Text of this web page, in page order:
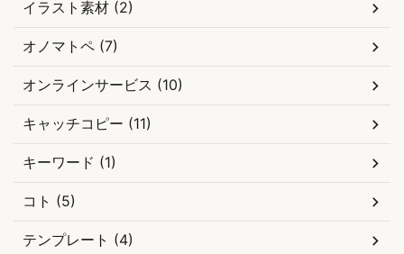
イラスト素材 (2)
オノマトペ (7)
オンラインサービス (10)
キャッチコピー (11)
キーワード (1)
コト (5)
テンプレート (4)